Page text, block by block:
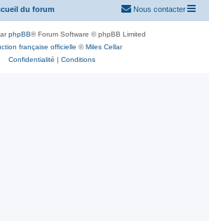
du forum Nous contacter
phpBB® Forum Software © phpBB Limited
française officielle ©Miles Cellar
Confidentialité | Conditions